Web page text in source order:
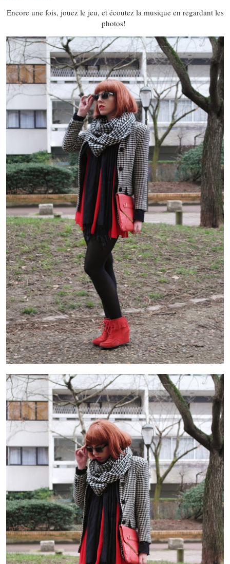
Encore une fois, jouez le jeu, et écoutez la musique en regardant les
photos!